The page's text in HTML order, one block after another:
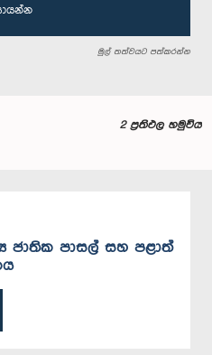
මුල් තත්වයට පත්කරන්න
2 ප්‍රතිඵල හමුවිය
ජාතික පාසල් සහ පළාත්